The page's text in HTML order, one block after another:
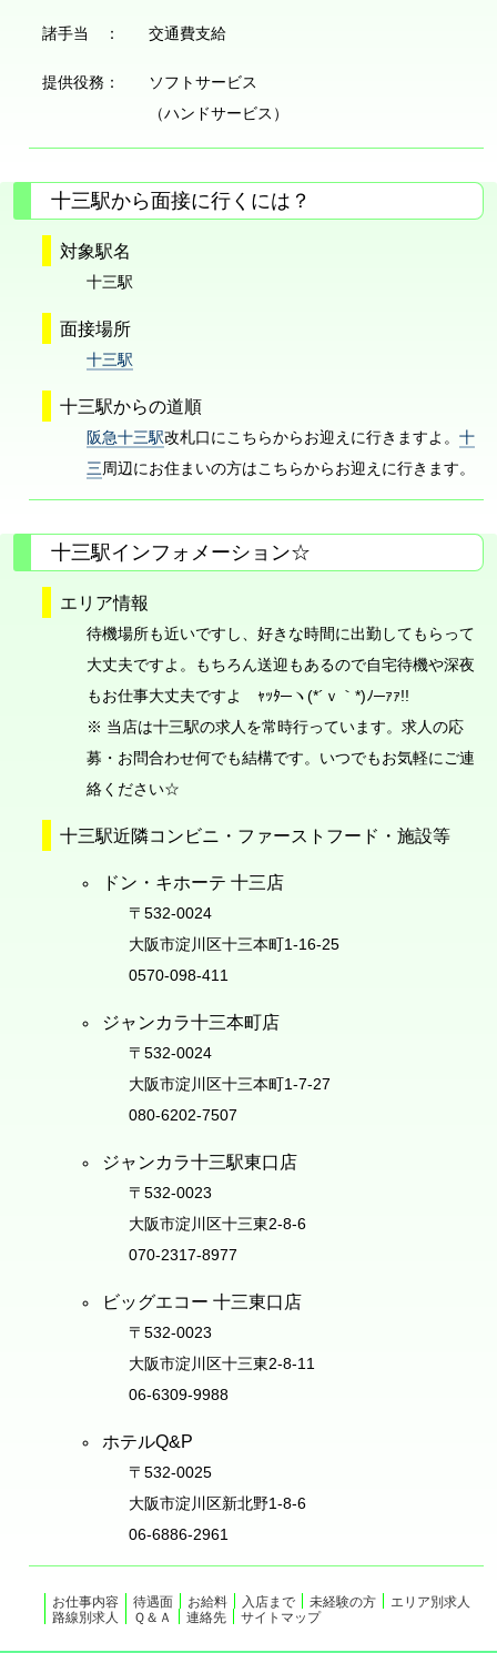
諸手当 ： 交通費支給
提供役務：
ソフトサービス
（ハンドサービス）
十三駅から面接に行くには？
対象駅名
十三駅
面接場所
十三駅
十三駅からの道順
阪急十三駅改札口にこちらからお迎えに行きますよ。 十
三周辺にお住まいの方はこちらからお迎えに行きます。
十三駅インフォメーション☆
エリア情報
待機場所も近いですし、好きな時間に出勤してもらって
大丈夫ですよ。もちろん送迎もあるので自宅待機や深夜
もお仕事大丈夫ですよ ｬｯﾀ─ヽ(*´ｖ｀*)ﾉ─ｧｧ!!
※ 当店は十三駅の求人を常時行っています。求人の応
募・お問合わせ何でも結構です。いつでもお気軽にご連
絡ください☆
十三駅近隣コンビニ・ファーストフード・施設等
ドン・キホーテ 十三店
〒532-0024
大阪市淀川区十三本町1-16-25
0570-098-411
ジャンカラ十三本町店
〒532-0024
大阪市淀川区十三本町1-7-27
080-6202-7507
ジャンカラ十三駅東口店
〒532-0023
大阪市淀川区十三東2-8-6
070-2317-8977
ビッグエコー 十三東口店
〒532-0023
大阪市淀川区十三東2-8-11
06-6309-9988
ホテルQ&P
〒532-0025
大阪市淀川区新北野1-8-6
06-6886-2961
お仕事内容 待遇面 お給料 入店まで 未経験の方
エリア別求人
路線別求人
Ｑ＆Ａ 連絡先 サイトマップ